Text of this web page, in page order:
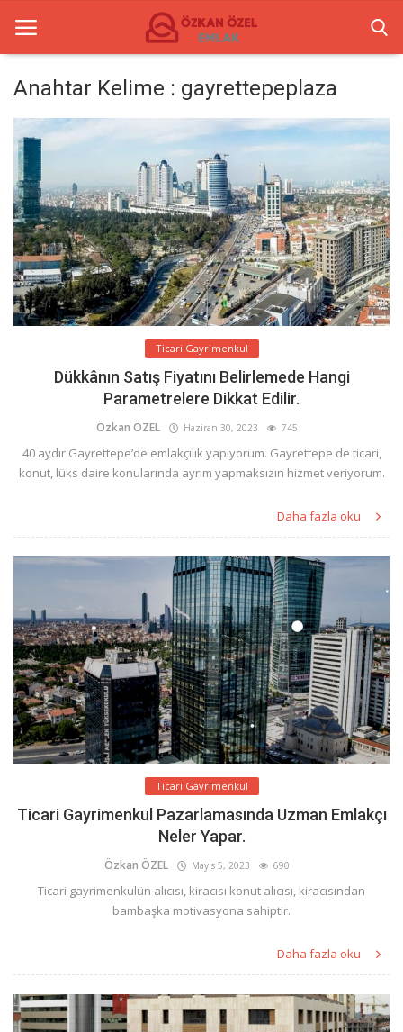
Anasayfa
İletişim
Ticari Merkezler
Ticari Gayrimenkul
Türkçe
Anahtar Kelime : gayrettepeplaza
Ticari Gayrimenkul
Dükkânın Satış Fiyatını Belirlemede Hangi
Parametrelere Dikkat Edilir.
Özkan ÖZEL Haziran 30, 2023 745
40 aydır Gayrettepe’de emlakçılık yapıyorum. Gayrettepe de ticari,
konut, lüks daire konularında ayrım yapmaksızın hizmet veriyorum.
Daha fazla oku
Ticari Gayrimenkul
Ticari Gayrimenkul Pazarlamasında Uzman Emlakçı
Neler Yapar.
Özkan ÖZEL Mayıs 5, 2023 690
Ticari gayrimenkulün alıcısı, kiracısı konut alıcısı, kiracısından
bambaşka motivasyona sahiptir.
Daha fazla oku